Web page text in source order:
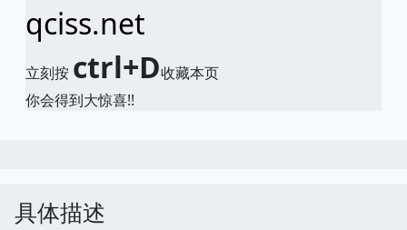
qciss.net
立刻按 ctrl+D收藏本页
你会得到大惊喜!!
具体描述